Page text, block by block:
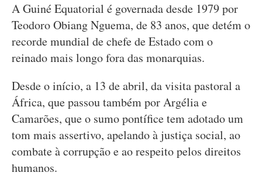
A Guiné Equatorial é governada desde 1979 por
Teodoro Obiang Nguema, de 83 anos, que detém o
recorde mundial de chefe de Estado com o
reinado mais longo fora das monarquias.
Desde o início, a 13 de abril, da visita pastoral a
África, que passou também por Argélia e
Camarões, que o sumo pontífice tem adotado um
tom mais assertivo, apelando à justiça social, ao
combate à corrupção e ao respeito pelos direitos
humanos.